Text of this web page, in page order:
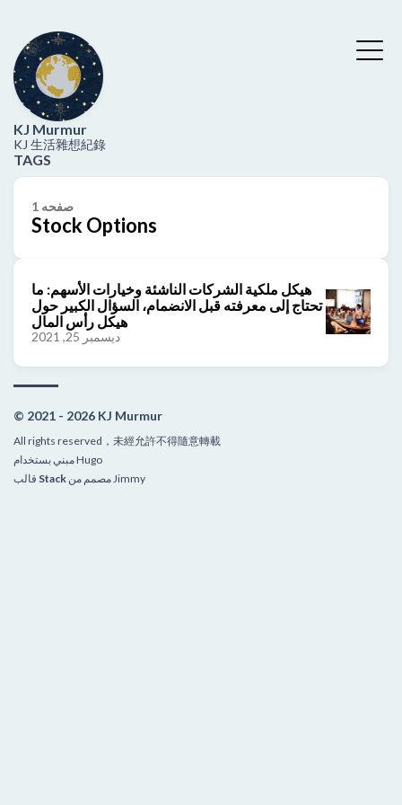
KJ Murmur
KJ 生活雜想紀錄
TAGS
1 صفحه
Stock Options
هيكل ملكية الشركات الناشئة وخيارات الأسهم: ما
تحتاج إلى معرفته قبل الانضمام، السؤال الكبير حول
هيكل رأس المال
ديسمبر 25, 2021
© 2021 - 2026 KJ Murmur
All rights reserved，未經允許不得隨意轉載
Hugo
Stack Jimmy